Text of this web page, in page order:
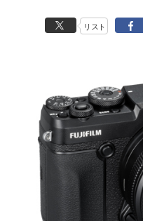
リスト